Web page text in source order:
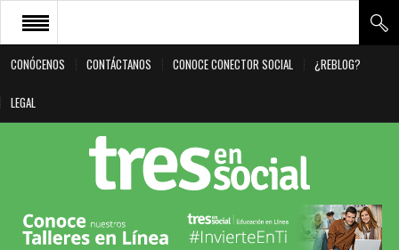
CONÓCENOS CONTÁCTANOS CONOCE CONECTOR SOCIAL ¿REBLOG?
LEGAL
CONOCE CONECTOR SOCIAL
LEGAL